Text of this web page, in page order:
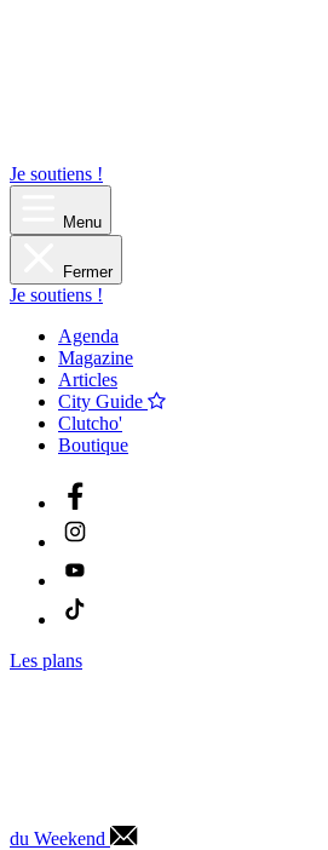
Je soutiens !
Menu
Fermer
Je soutiens !
Agenda
Magazine
Articles
City Guide
Clutcho'
Boutique
Les plans
du Weekend